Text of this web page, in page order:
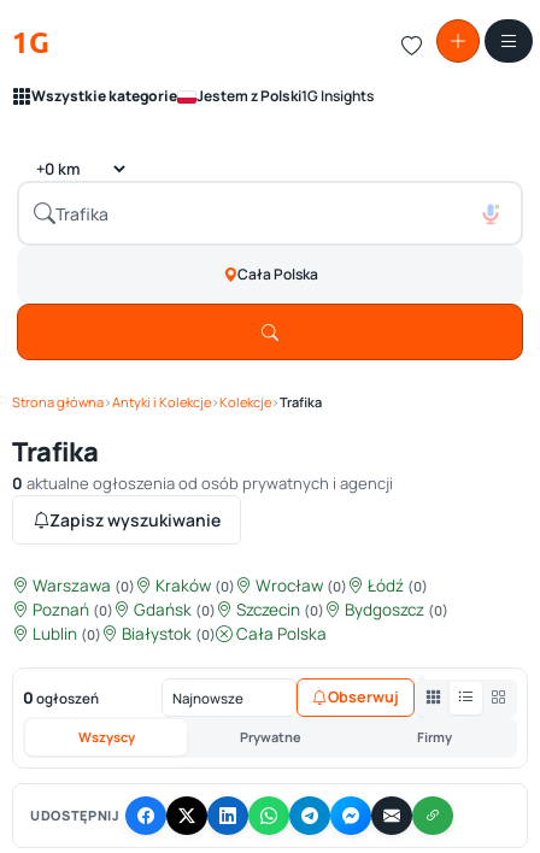
1G
Wszystkie kategorie Jestem z Polski1G Insights
Cała Polska
Strona główna›Antyki i Kolekcje›Kolekcje›Trafika
Trafika
0 aktualne ogłoszenia od osób prywatnych i agencji
Zapisz wyszukiwanie
Warszawa (0) Kraków (0) Wrocław (0) Łódź (0)
Poznań (0) Gdańsk (0) Szczecin (0) Bydgoszcz (0)
Lublin (0) Białystok (0) Cała Polska
0 ogłoszeń
Wszyscy Prywatne Firmy
Obserwuj
UDOSTĘPNIJ